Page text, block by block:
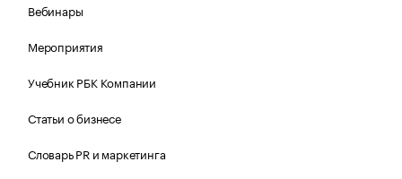
Вебинары
Мероприятия
Учебник РБК Компании
Статьи о бизнесе
Словарь PR и маркетинга